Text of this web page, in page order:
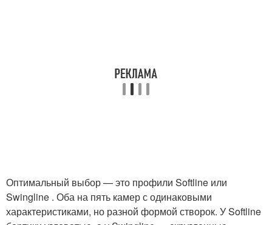
Оптимальный выбор — это профили Softline или
Swingline . Оба на пять камер с одинаковыми
характеристиками, но разной формой створок. У Softline